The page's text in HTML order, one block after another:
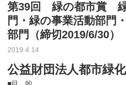
第39回 緑の都市賞
門・緑の事業活動部門
部門（締切2019/6/30）
2019.4.14
公益財団法人都市緑